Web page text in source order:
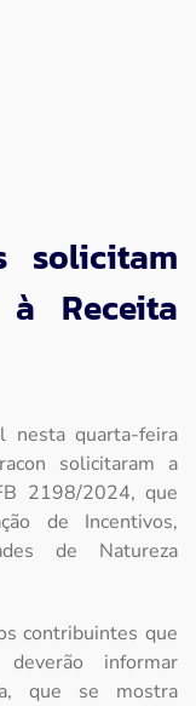
solicitam
Receita
nesta quarta-feira
solicitaram a
2198/2024, que
de Incentivos,
de Natureza
contribuintes que
informar
que se mostra